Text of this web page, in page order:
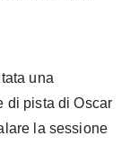
una
di pista di Oscar
la sessione